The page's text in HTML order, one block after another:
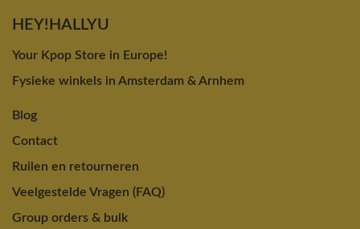
HEY!HALLYU
Your Kpop Store in Europe!
Fysieke winkels in Amsterdam & Arnhem
Blog
Contact
Ruilen en retourneren
Veelgestelde Vragen (FAQ)
Group orders & bulk